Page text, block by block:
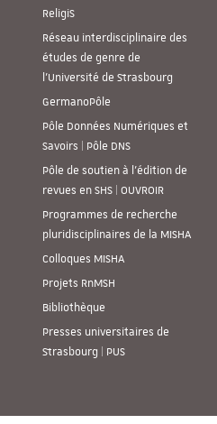
ReligiS
Réseau interdisciplinaire des
études de genre de
l’Université de Strasbourg
GermanoPôle
Pôle Données Numériques et
Savoirs | Pôle DNS
Pôle de soutien à l’édition de
revues en SHS | OUVROIR
Programmes de recherche
pluridisciplinaires de la MISHA
Colloques MISHA
Projets RnMSH
Bibliothèque
Presses universitaires de
Strasbourg | PUS